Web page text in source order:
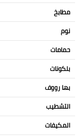
مطابخ
نوم
حمامات
بلكونات
بها رووف
التشطيب
المكيفات